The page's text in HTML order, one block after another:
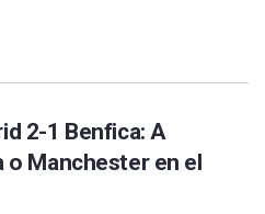
2-1 Benfica: A
o Manchester en el